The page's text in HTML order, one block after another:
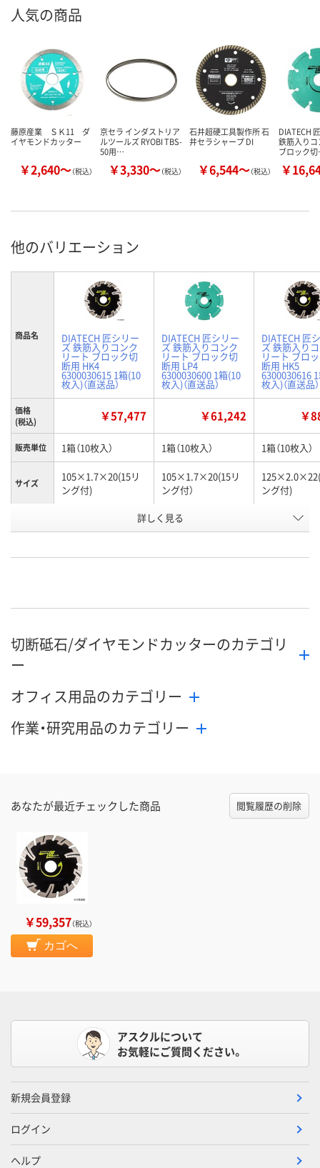
人気の商品
藤原産業 ＳＫ11 ダ
イヤモンドカッター
￥2,640～（税込）
京セラ インダストリア
ルツールズ RYOBI TBS-
50用…
￥3,330～（税込）
石井超硬工具製作所 石
井セラシャープ DI
￥6,544～（税込）
DIATECH
鉄筋入り
ブロック
￥
他のバリエーション
商品名 DIATECH 匠シリー
ズ 鉄筋入りコンク
リート ブロック切
断用 HK4
6300030615 1箱(10
枚入)（直送品）
DIATECH 匠シリー
ズ 鉄筋入りコンク
リート ブロック切
断用 LP4
6300030600 1箱(10
枚入)（直送品）
DIATECH 匠
ズ 鉄筋入り
リート ブロ
断用 HK5
6300030616
枚入)（直送品）
価格
(税込)
￥57,477 ￥61,242 ￥
販売単位 1箱（10枚入） 1箱（10枚入） 1箱（10枚入）
サイズ
105×1.7×20(15リ
ング付)
105×1.7×20(15リ
ング付）
ング付)
LP4
号
お届け日 8月27日（木）まで 8月27日（木）まで 8月27日（木）
数量 数量 数量
詳しく見る
切断砥石/ダイヤモンドカッターのカテゴリ
ー
オフィス用品のカテゴリー
作業・研究用品のカテゴリー
あなたが最近チェックした商品 閲覧履歴の削除
￥59,357（税込）
カゴへ
アスクルについて
お気軽にご質問ください。
新規会員登録
ログイン
ヘルプ